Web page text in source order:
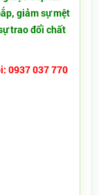
giảm sự mệt
trao đổi chất
0937 037 770